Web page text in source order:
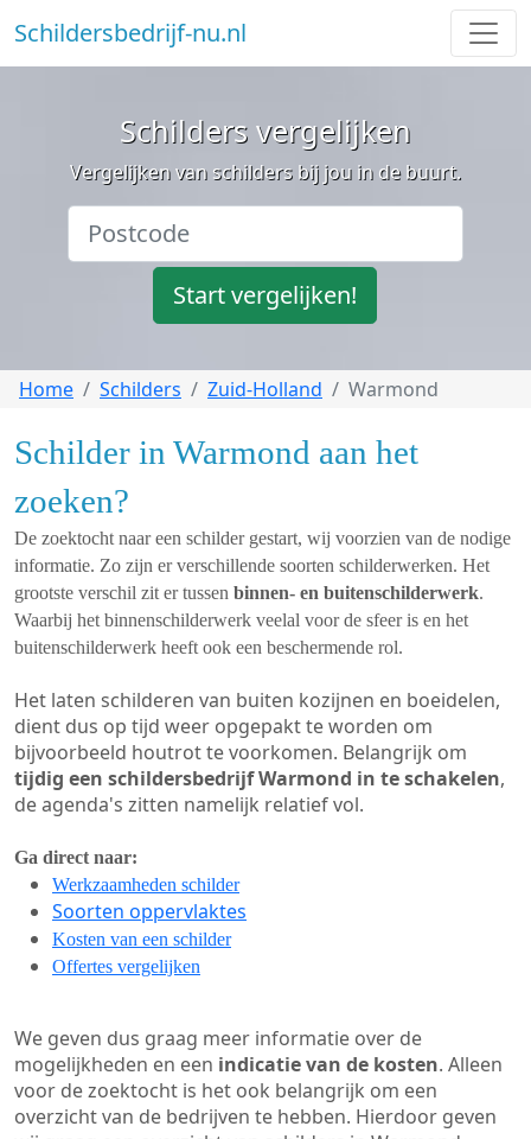
Schildersbedrijf-nu.nl
Schilders vergelijken
Vergelijken van schilders bij jou in de buurt.
Start vergelijken!
Home Schilders Zuid-Holland Warmond
Schilder in Warmond aan het
zoeken?
De zoektocht naar een schilder gestart, wij voorzien van de nodige
informatie. Zo zijn er verschillende soorten schilderwerken. Het
grootste verschil zit er tussen binnen- en buitenschilderwerk.
Waarbij het binnenschilderwerk veelal voor de sfeer is en het
buitenschilderwerk heeft ook een beschermende rol.
Het laten schilderen van buiten kozijnen en boeidelen,
dient dus op tijd weer opgepakt te worden om
bijvoorbeeld houtrot te voorkomen. Belangrijk om
tijdig een schildersbedrijf Warmond in te schakelen,
de agenda's zitten namelijk relatief vol.
Ga direct naar:
Werkzaamheden schilder
Soorten oppervlaktes
Kosten van een schilder
Offertes vergelijken
We geven dus graag meer informatie over de
mogelijkheden en een indicatie van de kosten. Alleen
voor de zoektocht is het ook belangrijk om een
overzicht van de bedrijven te hebben. Hierdoor geven